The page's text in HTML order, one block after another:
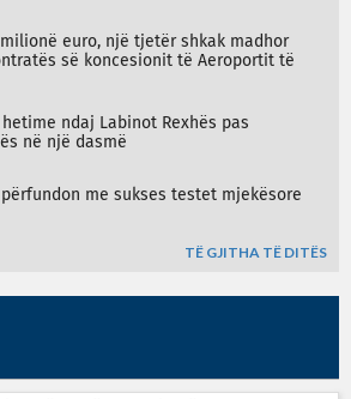
euro, një tjetër shkak madhor
së koncesionit të Aeroportit të
ndaj Labinot Rexhës pas
në një dasmë
me sukses testet mjekësore
TË GJITHA TË DITËS